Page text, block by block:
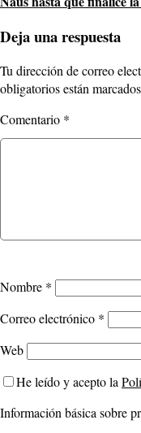
Deja una respuesta
Tu dirección de correo
obligatorios están
Comentario *
Nombre *
Correo electrónico *
Web
He leído y acepto la
Información básica sobre